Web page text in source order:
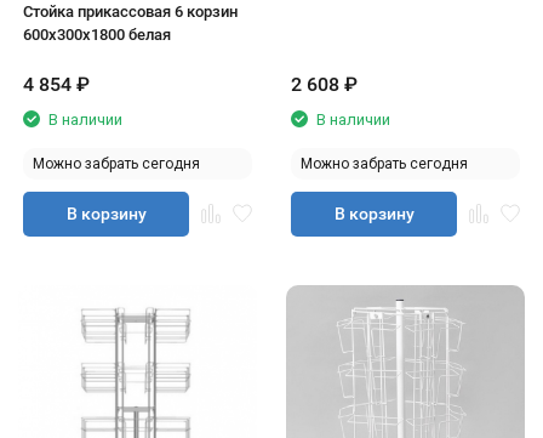
Стойка прикассовая 6 корзин
600х300х1800 белая
4 854 ₽
В наличии
Можно забрать сегодня
В корзину
2 608 ₽
В наличии
Можно забрать сегодня
В корзину